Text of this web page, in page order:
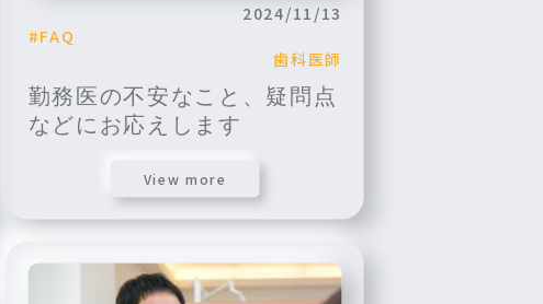
2024/11/13
FAQ
歯科医師
勤務医の不安なこと、疑問点
などにお応えします
View more